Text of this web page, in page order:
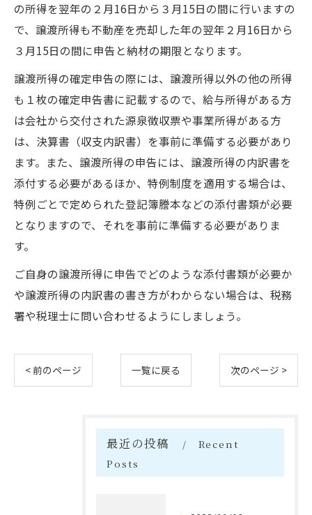
の所得を翌年の２月16日から３月15日の間に行いますの
で、譲渡所得も不動産を売却した年の翌年２月16日から
３月15日の間に申告と納材の期限となります。
譲渡所得の確定申告の際には、譲渡所得以外の他の所得
も１枚の確定申告書に記載するので、給与所得がある方
は会社から交付された源泉徴収票や事業所得がある方
は、決算書（収支内訳書）を事前に準備する必要があり
ます。また、譲渡所得の申告には、譲渡所得の内訳書を
添付する必要があるほか、特例制度を適用する場合は、
特例ごとで定められた登記簿謄本などの添付書類が必要
となりますので、それを事前に準備する必要がありま
す。
ご自身の譲渡所得に申告でどのような添付書類が必要か
や譲渡所得の内訳書の書き方がわからない場合は、税務
署や税理士に問い合わせるようにしましょう。
< 前のページ 一覧に戻る 次のページ >
最近の投稿
Recent
Posts